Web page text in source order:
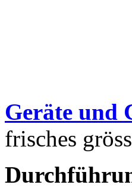
Geräte und
frisches